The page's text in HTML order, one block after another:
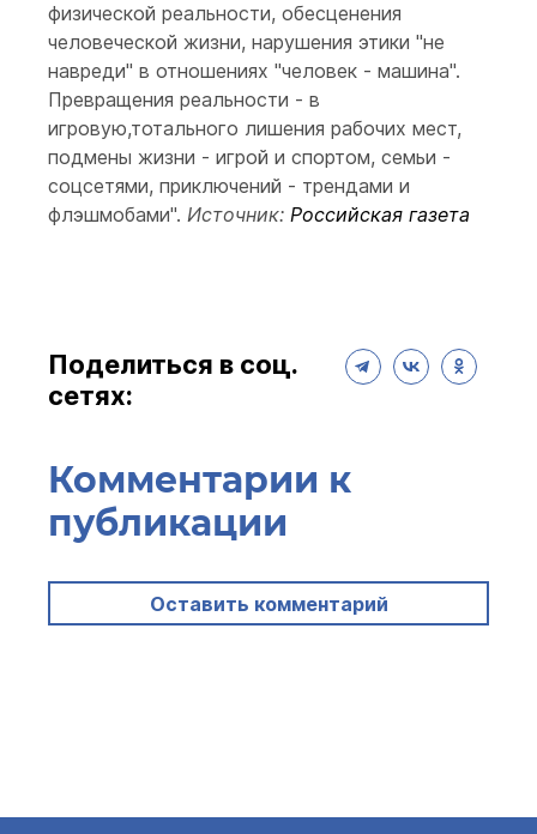
физической реальности, обесценения
человеческой жизни, нарушения этики "не
навреди" в отношениях "человек - машина".
Превращения реальности - в
игровую,тотального лишения рабочих мест,
подмены жизни - игрой и спортом, семьи -
соцсетями, приключений - трендами и
флэшмобами". Источник: Российская газета
Поделиться в соц.
сетях:
Комментарии к
публикации
Оставить комментарий